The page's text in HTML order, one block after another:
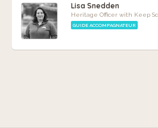
Lisa Snedden
Heritage Officer with Keep
GUIDE ACCOMPAGNATEUR